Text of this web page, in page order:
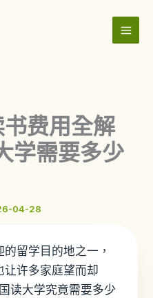
费用全解
学需要多少
04-28
留学目的地之一，
让许多家庭望而却
读大学究竟需要多少